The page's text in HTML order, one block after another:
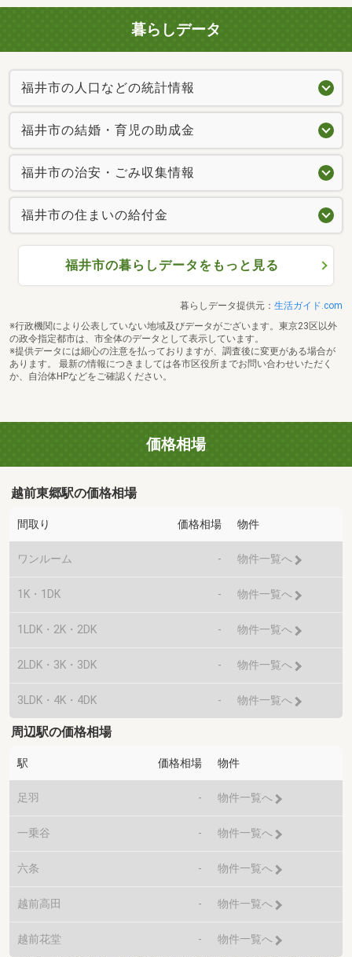
暮らしデータ
福井市の人口などの統計情報
福井市の結婚・育児の助成金
福井市の治安・ごみ収集情報
福井市の住まいの給付金
福井市の暮らしデータをもっと見る
暮らしデータ提供元： 生活ガイド.com
※行政機関により公表していない地域及びデータがございます。東京23区以外
の政令指定都市は、市全体のデータとして表示しています。
※提供データには細心の注意を払っておりますが、調査後に変更がある場合が
あります。 最新の情報につきましては各市区役所までお問い合わせいただく
か、自治体HPなどをご確認ください。
価格相場
越前東郷駅の価格相場
間取り 価格相場 物件
ワンルーム - 物件一覧へ
1K・1DK - 物件一覧へ
1LDK・2K・2DK - 物件一覧へ
2LDK・3K・3DK - 物件一覧へ
3LDK・4K・4DK - 物件一覧へ
周辺駅の価格相場
駅 価格相場 物件
足羽 - 物件一覧へ
一乗谷 - 物件一覧へ
六条 - 物件一覧へ
越前高田 - 物件一覧へ
越前花堂 - 物件一覧へ